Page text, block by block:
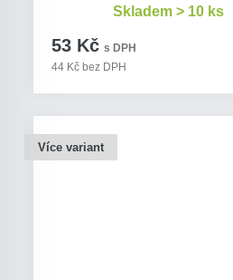
53 Kč s DPH
44 Kč bez DPH
Skladem > 10 ks
Více variant